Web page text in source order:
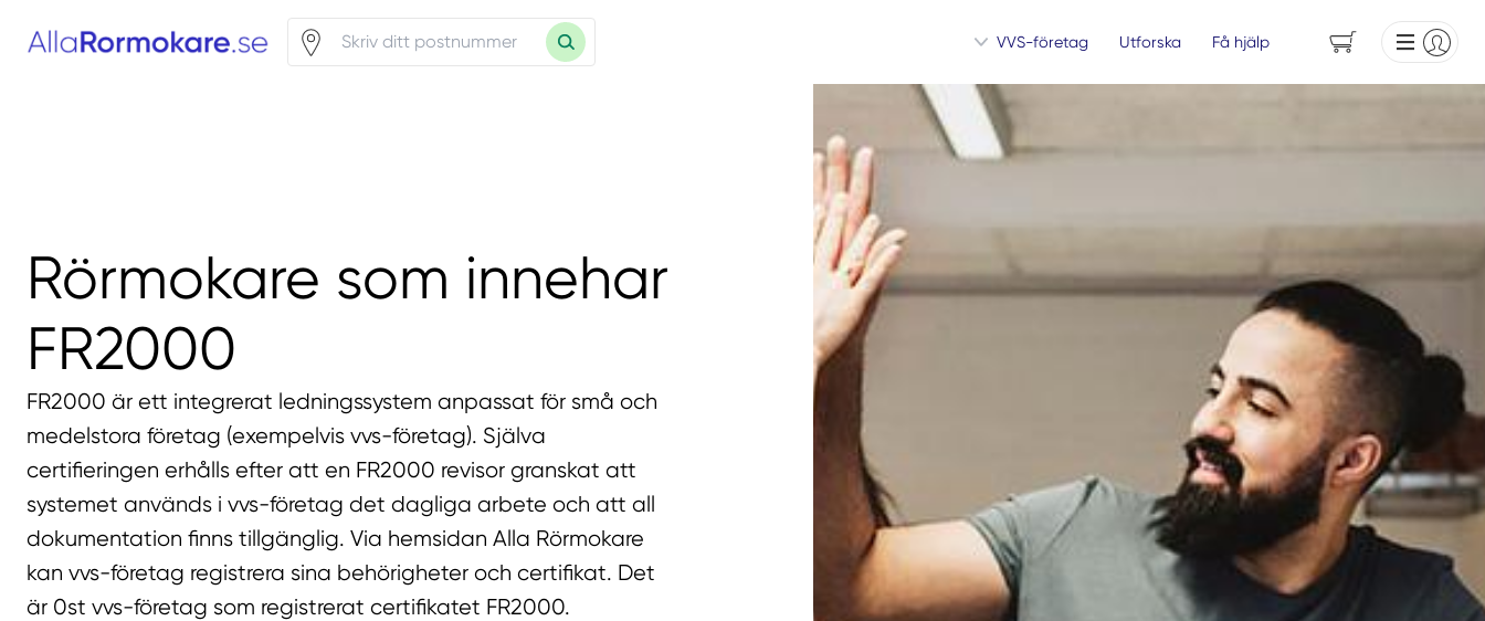
VVS-företag Utforska Få hjälp
Rörmokare som innehar
FR2000
FR2000 är ett integrerat ledningssystem anpassat för små och
medelstora företag (exempelvis vvs-företag). Själva
certifieringen erhålls efter att en FR2000 revisor granskat att
systemet används i vvs-företag det dagliga arbete och att all
dokumentation finns tillgänglig. Via hemsidan Alla Rörmokare
kan vvs-företag registrera sina behörigheter och certifikat. Det
är 0st vvs-företag som registrerat certifikatet FR2000.